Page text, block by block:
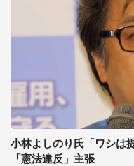
小林よしのり氏「ワシは
「憲法違反」主張